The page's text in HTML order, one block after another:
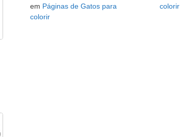
em Páginas de Gatos para
colorir
colorir